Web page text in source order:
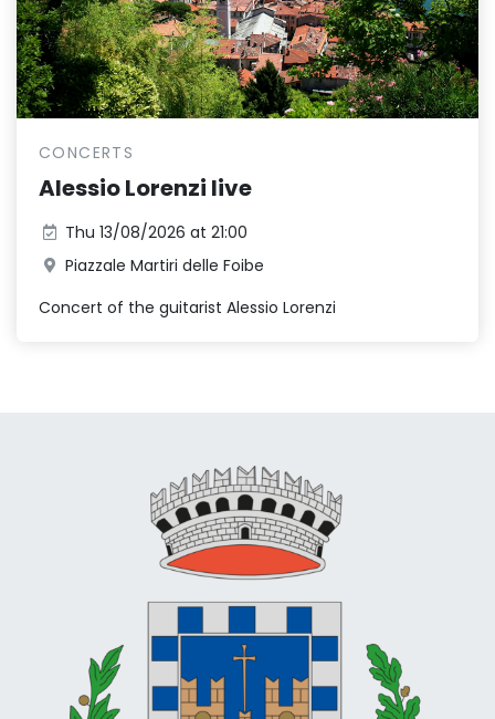
CONCERTS
Alessio Lorenzi live
Thu 13/08/2026 at 21:00
Piazzale Martiri delle Foibe
Concert of the guitarist Alessio Lorenzi